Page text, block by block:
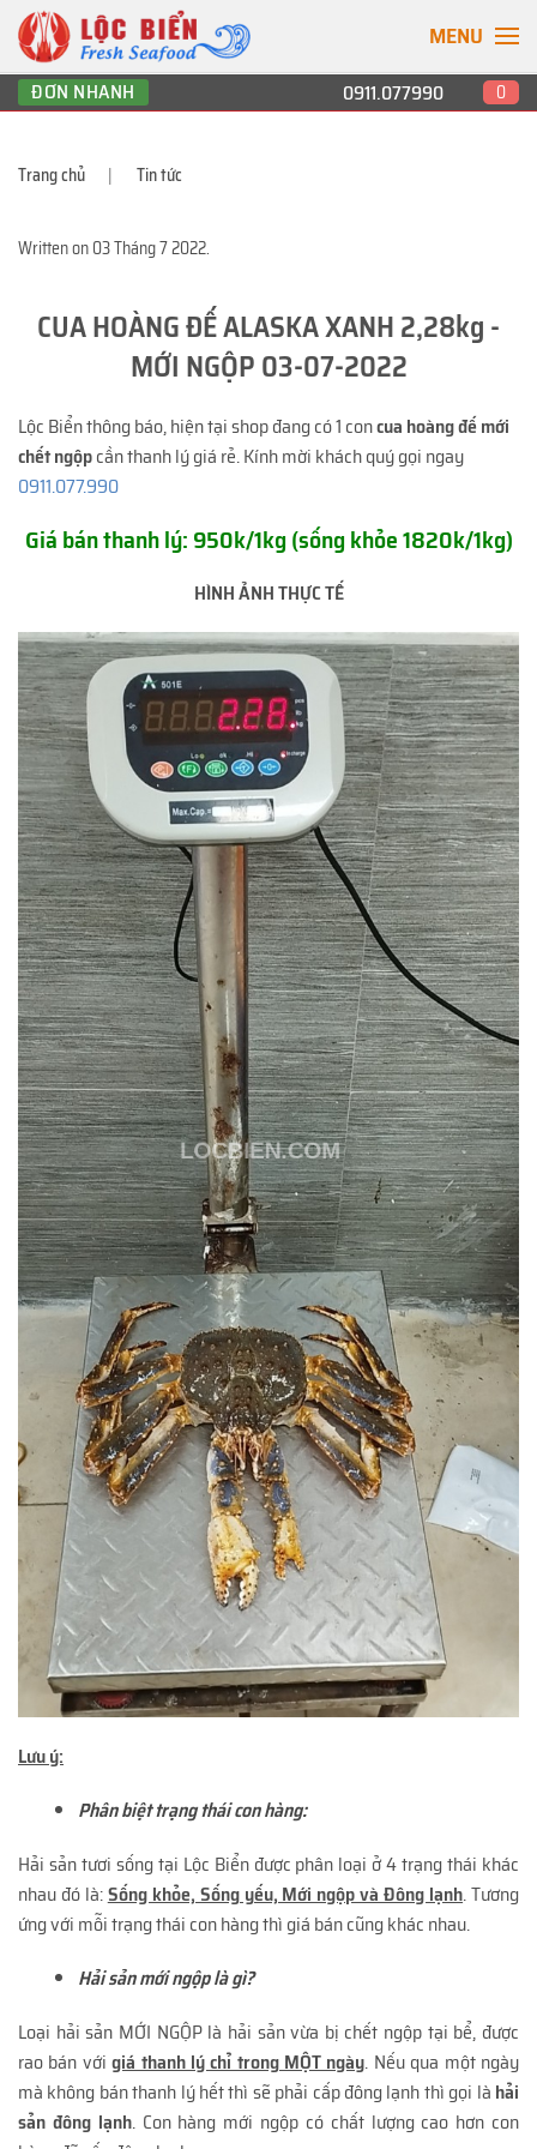
MENU
ĐƠN NHANH 0911.077990 0
Trang chủ Tin tức
Written on03 Tháng 7 2022.
CUA HOÀNG ĐẾ ALASKA XANH 2,28kg -
MỚI NGỘP 03-07-2022
Lộc Biển thông báo, hiện tại shop đang có 1 concua hoàng đế mới
chết ngộpcần thanh lý giá rẻ. Kính mời khách quý gọi ngay
0911.077.990
Giá bán thanh lý: 950k/1kg (sống khỏe 1820k/1kg)
HÌNH ẢNH THỰC TẾ
Lưu ý:
Phân biệt trạng thái con hàng:
Hải sản tươi sống tại Lộc Biển được phân loại ở 4 trạng thái khác
nhau đó là:Sống khỏe, Sống yếu, Mới ngộp và Đông lạnh. Tương
ứng với mỗi trạng thái con hàng thì giá bán cũng khác nhau.
Hải sản mới ngộp là gì?
Loại hải sản MỚI NGỘP là hải sản vừa bị chết ngộp tại bể, được
rao bán vớigiá thanh lý chỉ trong MỘT ngày. Nếu qua một ngày
mà không bán thanh lý hết thì sẽ phải cấp đông lạnh thì gọi là hải
sản đông lạnh. Con hàng mới ngộp có chất lượng cao hơn con